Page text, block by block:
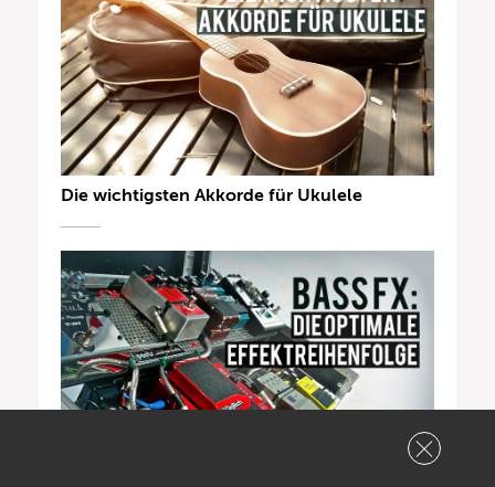
Die wichtigsten Akkorde für Ukulele